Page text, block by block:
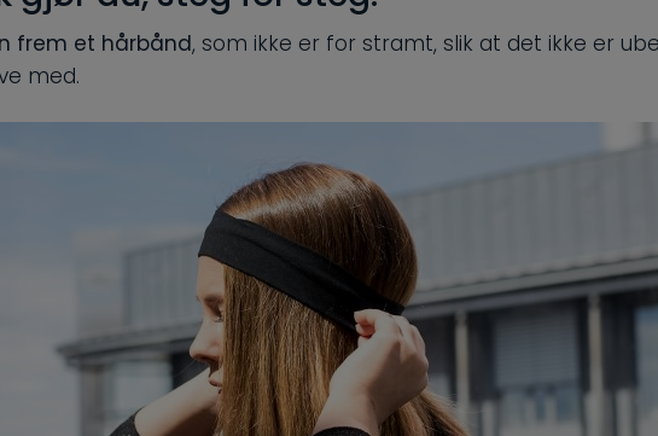
frem et hårbånd, som ikke er for stramt, slik at det ikke er
med.